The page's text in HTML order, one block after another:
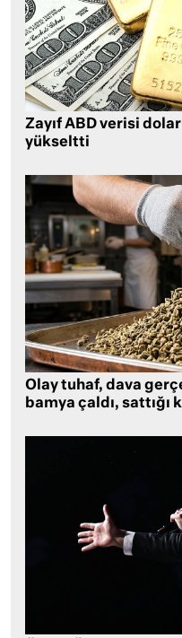
Zayıf ABD verisi
yükseltti
Olay tuhaf, dava
bamya çaldı, sattığı